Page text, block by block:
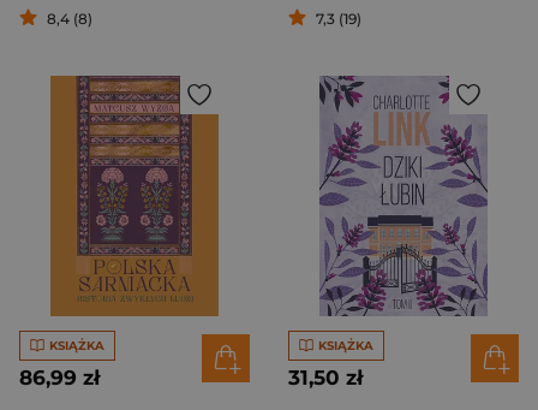
8,4 (8) 7,3 (19)
KSIĄŻKA
86,99 zł
KSIĄŻKA
31,50 zł